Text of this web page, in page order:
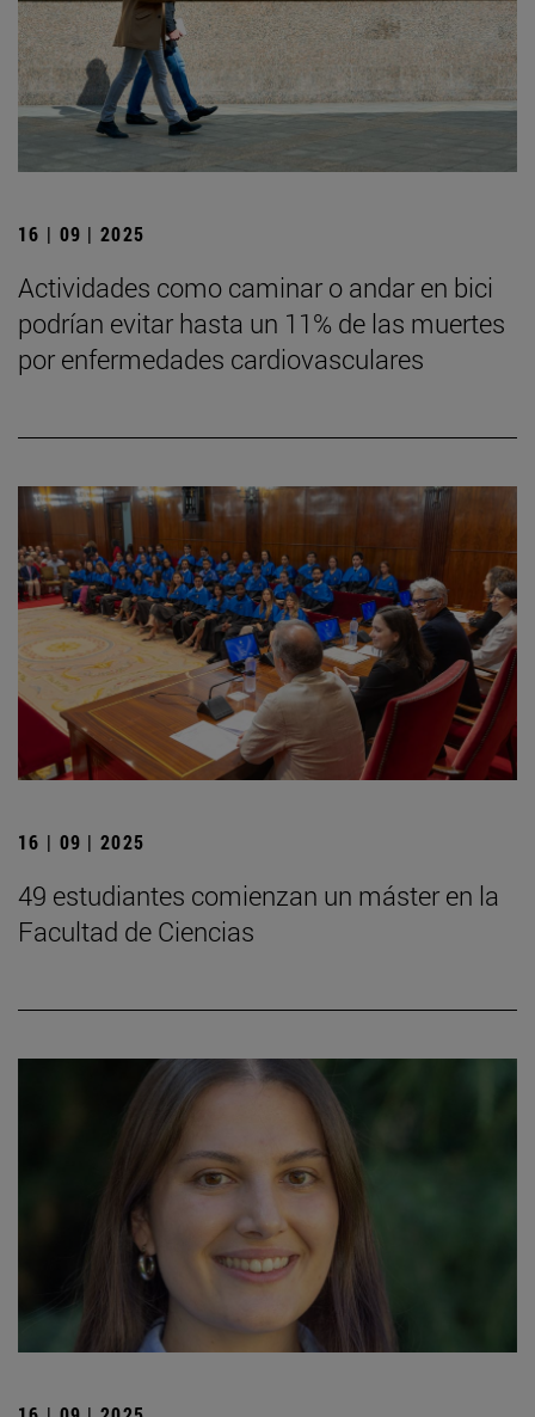
16 | 09 | 2025
Actividades como caminar o andar en bici
podrían evitar hasta un 11% de las muertes
por enfermedades cardiovasculares
16 | 09 | 2025
49 estudiantes comienzan un máster en la
Facultad de Ciencias